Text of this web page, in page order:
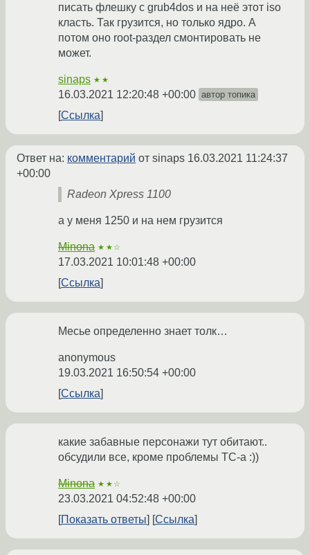
писать флешку с grub4dos и на неё этот iso
класть. Так грузится, но только ядро. А
потом оно root-раздел смонтировать не
может.
sinaps ★★
16.03.2021 12:20:48 +00:00 автор топика
Ссылка
Ответ на: комментарий от sinaps 16.03.2021 11:24:37
+00:00
Radeon Xpress 1100
а у меня 1250 и на нем грузится
Minona ★★☆
17.03.2021 10:01:48 +00:00
Ссылка
Месье определенно знает толк…
anonymous
19.03.2021 16:50:54 +00:00
Ссылка
какие забавные персонажи тут обитают..
обсудили все, кроме проблемы ТС-а :))
Minona ★★☆
23.03.2021 04:52:48 +00:00
Показать ответы
Ссылка